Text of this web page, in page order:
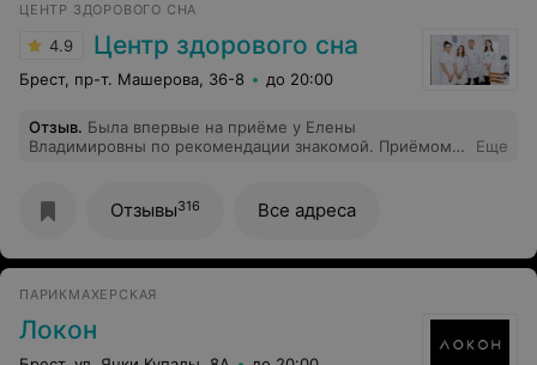
ЦЕНТР ЗДОРОВОГО СНА
4.9 Центр здорового сна
Брест, пр-т. Машерова, 36-8 до 20:00
Отзыв. Была впервые на приёме у Елены
Владимировны по рекомендации знакомой. Приёмом
дальше наблюдаться у Елены Владимировны.
Еще
Отзывы316 Все адреса
ПАРИКМАХЕРСКАЯ
Локон